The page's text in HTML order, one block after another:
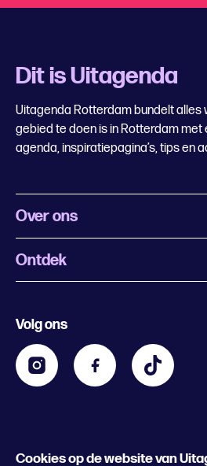
Cookies op de website van
Dit is Uitagenda
Uitagenda Rotterdam bundelt alles
gebied te doen is in Rotterdam
agenda, inspiratiepagina’s, tips en
Over ons
Wat is Uitagenda Rotterdam
Contact
Zakelijk
Ontdek
Kids
Volg ons